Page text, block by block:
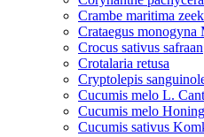
Crambe maritima
Crataegus monogyna
Crocus sativus safraan
Crotalaria retusa
Cryptolepis
Cucumis melo L.
Cucumis melo
Cucumis sativus